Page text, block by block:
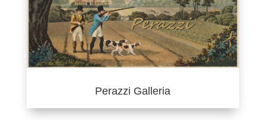
Perazzi Galleria